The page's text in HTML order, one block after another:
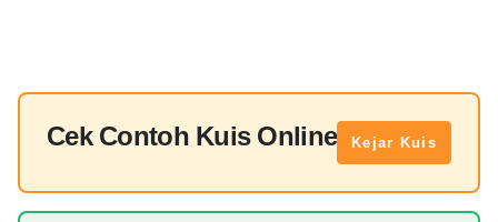
Cek Contoh Kuis Online Kejar Kuis